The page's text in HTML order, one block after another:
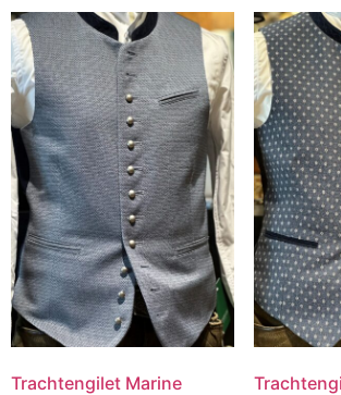
Trachtengilet Marine